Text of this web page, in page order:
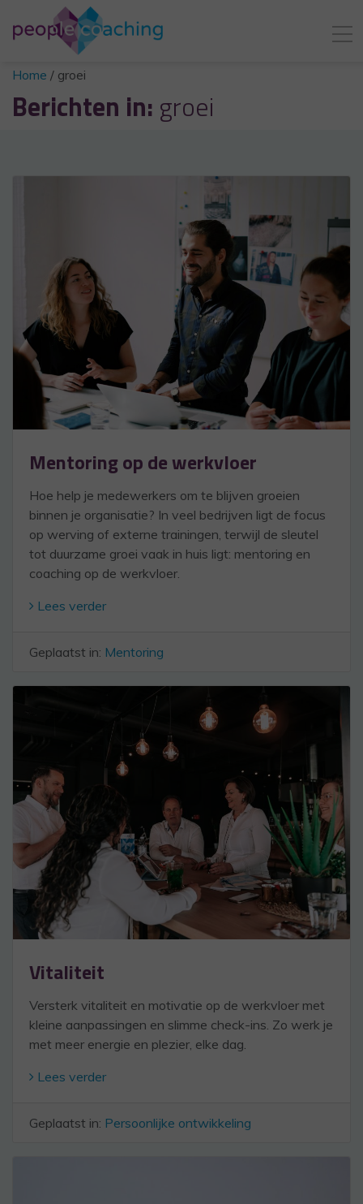
Home / groei
Berichten in: groei
Mentoring op de werkvloer
Hoe help je medewerkers om te blijven groeien
binnen je organisatie? In veel bedrijven ligt de focus
op werving of externe trainingen, terwijl de sleutel
tot duurzame groei vaak in huis ligt: mentoring en
coaching op de werkvloer.
Lees verder
Geplaatst in: Mentoring
Vitaliteit
Versterk vitaliteit en motivatie op de werkvloer met
kleine aanpassingen en slimme check-ins. Zo werk je
met meer energie en plezier, elke dag.
Lees verder
Geplaatst in: Persoonlijke ontwikkeling